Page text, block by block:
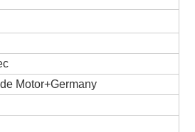
Motor+Germany